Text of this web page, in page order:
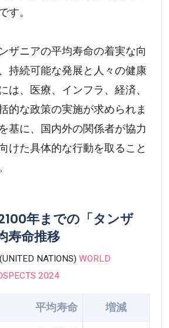
す。
ザニアの平均寿命の着実な向
持続可能な発展と人々の健康
は、医療、インフラ、経済、
的な政策の実施が求められま
基に、国内外の関係者が協力
けた具体的な行動を取ること
年までの「タンザ
寿命推移
NATIONS)WORLD
2024
平均寿命 増減